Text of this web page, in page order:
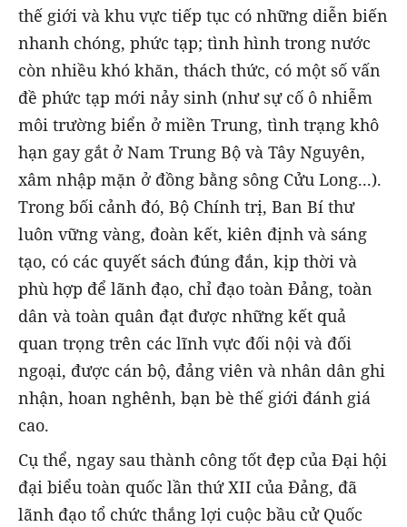
thế giới và khu vực tiếp tục có những diễn biến
nhanh chóng, phức tạp; tình hình trong nước
còn nhiều khó khăn, thách thức, có một số vấn
đề phức tạp mới nảy sinh (như sự cố ô nhiễm
môi trường biển ở miền Trung, tình trạng khô
hạn gay gắt ở Nam Trung Bộ và Tây Nguyên,
xâm nhập mặn ở đồng bằng sông Cửu Long...).
Trong bối cảnh đó, Bộ Chính trị, Ban Bí thư
luôn vững vàng, đoàn kết, kiên định và sáng
tạo, có các quyết sách đúng đắn, kịp thời và
phù hợp để lãnh đạo, chỉ đạo toàn Đảng, toàn
dân và toàn quân đạt được những kết quả
quan trọng trên các lĩnh vực đối nội và đối
ngoại, được cán bộ, đảng viên và nhân dân ghi
nhận, hoan nghênh, bạn bè thế giới đánh giá
cao.
Cụ thể, ngay sau thành công tốt đẹp của Đại hội
đại biểu toàn quốc lần thứ XII của Đảng, đã
lãnh đạo tổ chức thắng lợi cuộc bầu cử Quốc